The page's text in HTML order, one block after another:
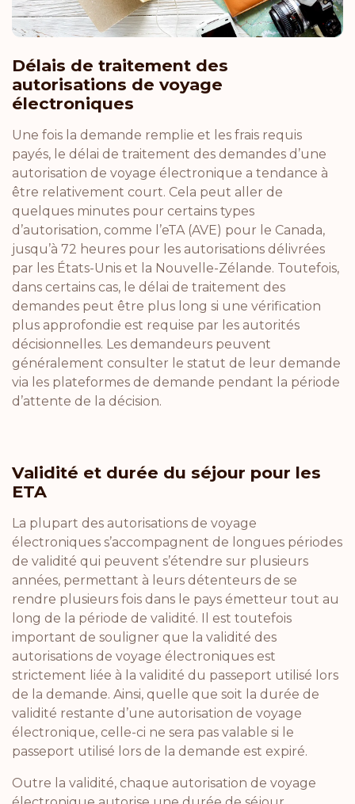
Délais de traitement des
autorisations de voyage
électroniques
Une fois la demande remplie et les frais requis
payés, le délai de traitement des demandes d’une
autorisation de voyage électronique a tendance à
être relativement court. Cela peut aller de
quelques minutes pour certains types
d’autorisation, comme l’eTA (AVE) pour le Canada,
jusqu’à 72 heures pour les autorisations délivrées
par les États-Unis et la Nouvelle-Zélande. Toutefois,
dans certains cas, le délai de traitement des
demandes peut être plus long si une vérification
plus approfondie est requise par les autorités
décisionnelles. Les demandeurs peuvent
généralement consulter le statut de leur demande
via les plateformes de demande pendant la période
d’attente de la décision.
Validité et durée du séjour pour les
ETA
La plupart des autorisations de voyage
électroniques s’accompagnent de longues périodes
de validité qui peuvent s’étendre sur plusieurs
années, permettant à leurs détenteurs de se
rendre plusieurs fois dans le pays émetteur tout au
long de la période de validité. Il est toutefois
important de souligner que la validité des
autorisations de voyage électroniques est
strictement liée à la validité du passeport utilisé lors
de la demande. Ainsi, quelle que soit la durée de
validité restante d’une autorisation de voyage
électronique, celle-ci ne sera pas valable si le
passeport utilisé lors de la demande est expiré.
Outre la validité, chaque autorisation de voyage